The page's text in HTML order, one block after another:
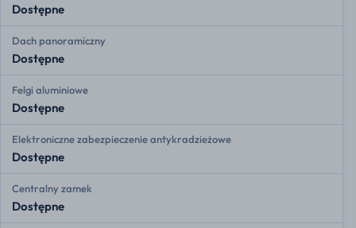
Dostępne
Dach panoramiczny
Dostępne
Felgi aluminiowe
Dostępne
Elektroniczne zabezpieczenie antykradzieżowe
Dostępne
Centralny zamek
Dostępne